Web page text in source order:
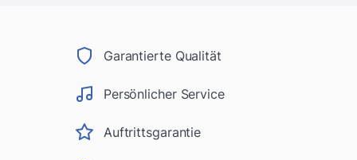
Garantierte Qualität
Persönlicher Service
Auftrittsgarantie